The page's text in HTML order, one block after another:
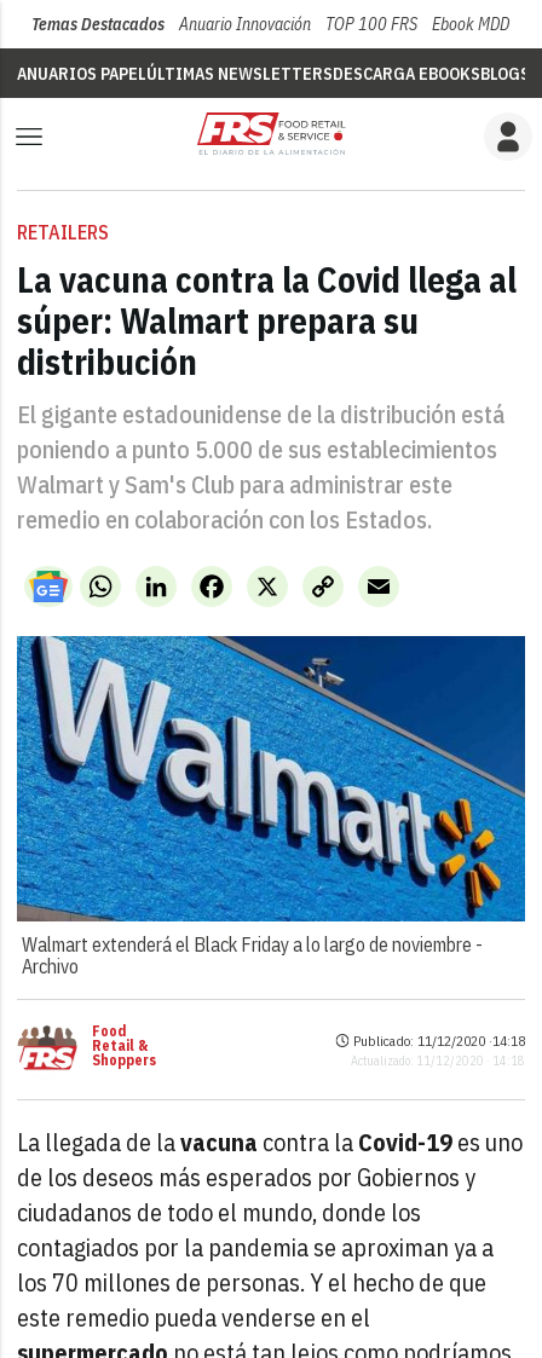
Temas Destacados Anuario Innovación TOP 100 FRS Ebook MDD
ANUARIOS PAPELÚLTIMAS NEWSLETTERSDESCARGA EBOOKSBLOGS
RETAILERS
La vacuna contra la Covid llega al
súper: Walmart prepara su
distribución
El gigante estadounidense de la distribución está
poniendo a punto 5.000 de sus establecimientos
Walmart y Sam's Club para administrar este
remedio en colaboración con los Estados.
WhatsAppLinkedIn X
Facebook
Copy
Link
Email
Walmart extenderá el Black Friday a lo largo de noviembre -
Archivo
Food
Retail &
Shoppers
Publicado: 11/12/2020 ·14:18
Actualizado: 11/12/2020 · 14:18
La llegada de lavacuna contra laCovid-19es uno
de los deseos más esperados por Gobiernos y
ciudadanos de todo el mundo, donde los
contagiados por la pandemia se aproximan ya a
los 70 millones de personas. Y el hecho de que
este remedio pueda venderse en el